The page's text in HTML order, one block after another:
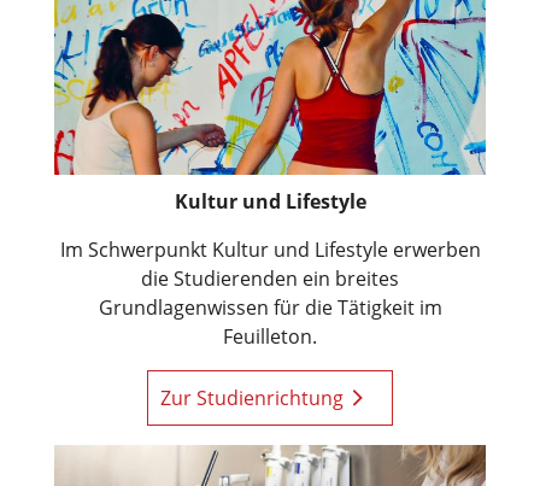
Kultur und Lifestyle
Im Schwerpunkt Kultur und Lifestyle erwerben
die Studierenden ein breites
Grundlagenwissen für die Tätigkeit im
Feuilleton.
Zur Studienrichtung